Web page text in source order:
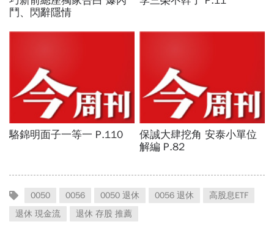
0050 0056 0050 退休 0056 退休
高股息ETF
退休 現金流
退休 存股 推薦